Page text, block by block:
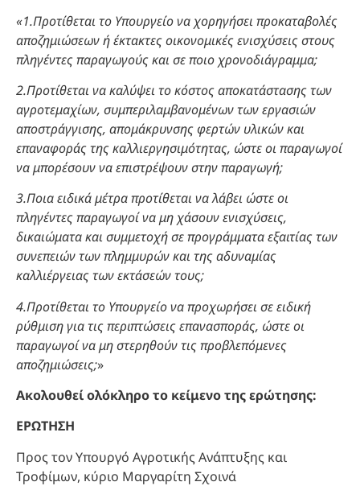
«1.Προτίθεται το Υπουργείο να χορηγήσει προκαταβολές
αποζημιώσεων ή έκτακτες οικονομικές ενισχύσεις στους
πληγέντες παραγωγούς και σε ποιο χρονοδιάγραμμα;
2.Προτίθεται να καλύψει το κόστος αποκατάστασης των
αγροτεμαχίων, συμπεριλαμβανομένων των εργασιών
αποστράγγισης, απομάκρυνσης φερτών υλικών και
επαναφοράς της καλλιεργησιμότητας, ώστε οι παραγωγοί
να μπορέσουν να επιστρέψουν στην παραγωγή;
3.Ποια ειδικά μέτρα προτίθεται να λάβει ώστε οι
πληγέντες παραγωγοί να μη χάσουν ενισχύσεις,
δικαιώματα και συμμετοχή σε προγράμματα εξαιτίας των
συνεπειών των πλημμυρών και της αδυναμίας
καλλιέργειας των εκτάσεών τους;
4.Προτίθεται το Υπουργείο να προχωρήσει σε ειδική
ρύθμιση για τις περιπτώσεις επανασποράς, ώστε οι
παραγωγοί να μη στερηθούν τις προβλεπόμενες
αποζημιώσεις;»
Ακολουθεί ολόκληρο το κείμενο της ερώτησης:
ΕΡΩΤΗΣΗ
Προς τον Υπουργό Αγροτικής Ανάπτυξης και
Τροφίμων, κύριο Μαργαρίτη Σχοινά